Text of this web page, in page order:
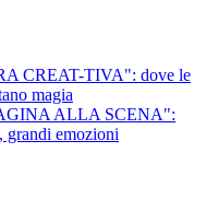
CREAT-TIVA": dove le
magia
ALLA SCENA":
grandi emozioni